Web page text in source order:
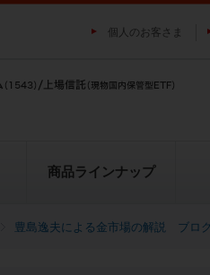
豊島逸夫による金市場の解説 ブロ
個人のお客さま
商品ラインナップ